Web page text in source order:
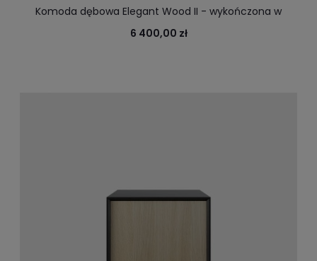
Komoda dębowa Elegant Wood II - wykończona w
kolorze białym, czarnym lub naturalnym dębie lub
jesionie
6 400,00 zł